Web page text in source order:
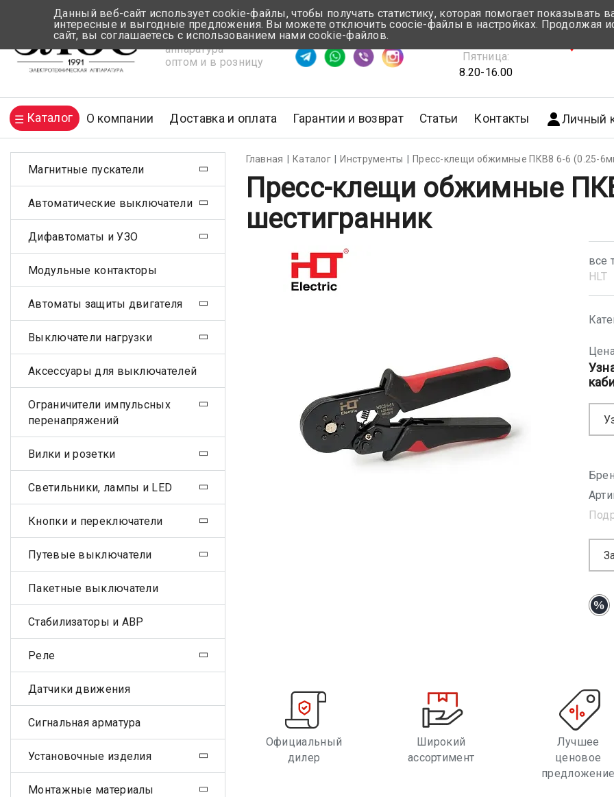
Электротехническая
аппаратура
оптом и в розницу
Время ответа ≈ 5 мин
Понедельник-Четверг:
Пятница:
8.20-16.00
Каталог О компании Доставка и оплата Гарантии и возврат Статьи Контакты Личный
Главная Каталог Инструменты Пресс-клещи обжимные ПКВ8 6-6 (0.25-
Пресс-клещи обжимные
шестигранник
все
HLT
Официальный
дилер
Широкий
ассортимент
Лучшее
ценовое
предложение
Магнитные пускатели
Автоматические выключатели
Дифавтоматы и УЗО
Модульные контакторы
Автоматы защиты двигателя
Выключатели нагрузки
Аксессуары для выключателей
Ограничители импульсных
перенапряжений
Вилки и розетки
Светильники, лампы и LED
Кнопки и переключатели
Путевые выключатели
Пакетные выключатели
Стабилизаторы и АВР
Реле
Датчики движения
Сигнальная арматура
Установочные изделия
Монтажные материалы
Данный веб-сайт использует cookie-файлы, чтобы получать статистику, которая помогает показывать
интересные и выгодные предложения. Вы можете отключить coocie-файлы в настройках. Продолжая
сайт, вы соглашаетесь с использованием нами cookie-файлов.